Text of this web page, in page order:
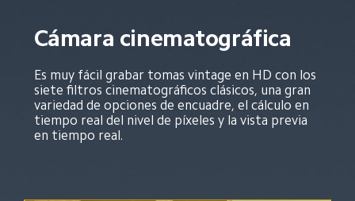
Cámara cinematográfica
Es muy fácil grabar tomas vintage en HD con los
siete filtros cinematográficos clásicos, una gran
variedad de opciones de encuadre, el cálculo en
tiempo real del nivel de píxeles y la vista previa
en tiempo real.